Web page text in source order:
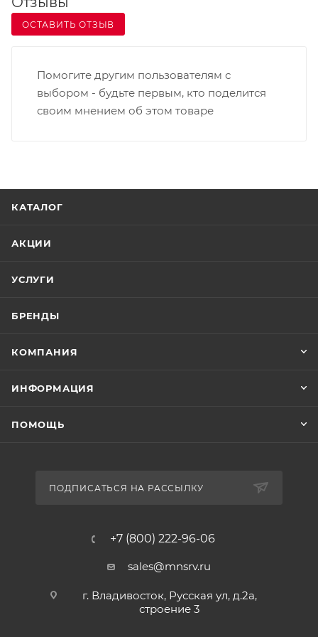
ОСТАВИТЬ ОТЗЫВ
Помогите другим пользователям с
выбором - будьте первым, кто поделится
своим мнением об этом товаре
КАТАЛОГ
АКЦИИ
УСЛУГИ
БРЕНДЫ
КОМПАНИЯ
ИНФОРМАЦИЯ
ПОМОЩЬ
ПОДПИСАТЬСЯ НА РАССЫЛКУ
+7 (800) 222-96-06
sales@mnsrv.ru
г. Владивосток, Русская ул, д.2а,
строение 3